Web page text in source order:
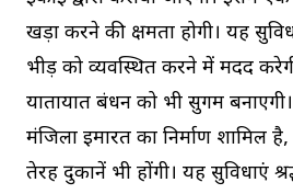
खड़ा करने की क्षमता होगी। यह
भीड़ को व्यवस्थित करने में मदद
यातायात प्रबंधन को भी सुगम
मंजिला इमारत का निर्माण शामिल
तेरह दुकानें भी होंगी। यह सुविधाएं